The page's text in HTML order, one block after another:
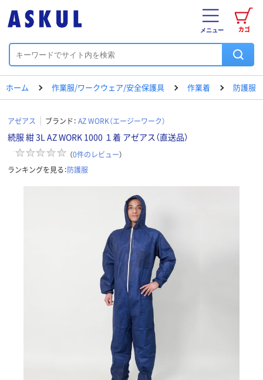
カゴ
メニュー
ホーム 作業服/ワークウェア/安全保護具 作業着 防護服
アゼアス ブランド： AZ WORK（エージーワーク）
続服 紺 3L AZ WORK 1000 １着 アゼアス（直送品）
（0件のレビュー）
ランキングを見る：防護服